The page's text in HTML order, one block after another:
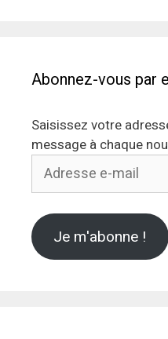
Abonnez-vous par
Saisissez votre
message à chaque
Adresse
Je m'abonne !